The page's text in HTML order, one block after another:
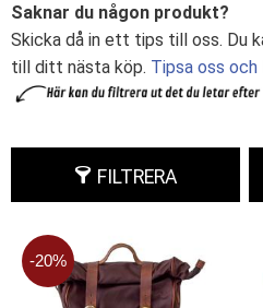
Saknar du någon produkt?
Skicka då in ett tips till oss. Du
till ditt nästa köp. Tipsa oss och
FILTRERA
20%